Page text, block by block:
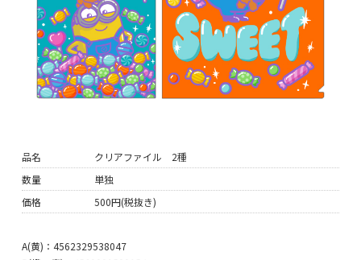
品名
クリアファイル 2種
数量
単独
価格
500円(税抜き)
A(黄)：4562329538047